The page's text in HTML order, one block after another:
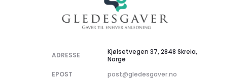
ADRESSE
Kjølsetvegen 37, 2848 Skreia,
Norge
EPOST
post@gledesgaver.no